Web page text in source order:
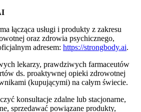
łącząca usługi i produkty z zakresu
oraz zdrowia psychicznego,
adresem: https://strongbody.ai.
lekarzy, prawdziwych farmaceutów
ds. proaktywnej opieki zdrowotnej
(kupującymi) na całym świecie.
konsultacje zdalne lub stacjonarne,
sprzedawać powiązane produkty,